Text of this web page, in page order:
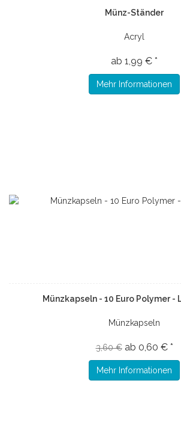
Münz-Ständer
Acryl
ab 1,99 € *
Mehr Informationen
Münzkapseln - 10 Euro Polymer -
Münzkapseln
3,60 € ab 0,60 € *
Mehr Informationen